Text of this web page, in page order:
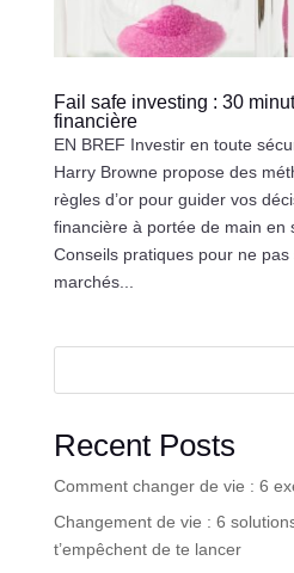
Fail safe investing : 30
financière
EN BREF Investir en toute
Harry Browne propose des
règles d’or pour guider vos
financière à portée de main en
Conseils pratiques pour ne
marchés...
Recent Posts
Comment changer de vie : 6
Changement de vie : 6
t’empêchent de te lancer